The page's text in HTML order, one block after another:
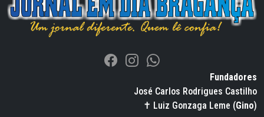
Fundadores
José Carlos Rodrigues Castilho
✝ Luiz Gonzaga Leme (Gino)